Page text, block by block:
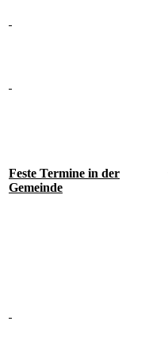
Feste Termine in der
Gemeinde